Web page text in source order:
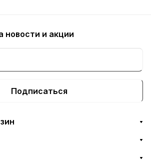
новости и акции
Подписаться